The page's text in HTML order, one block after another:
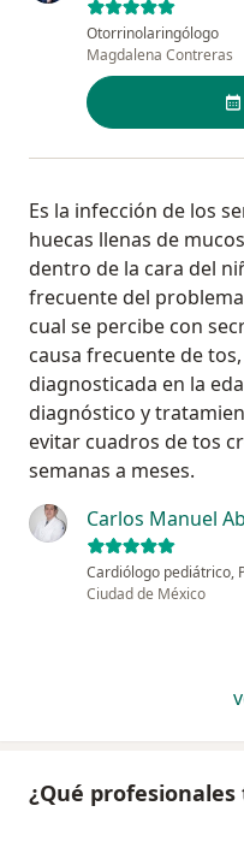
Otorrinolaringólogo
Magdalena Contreras
Es la infección de los
huecas llenas de
dentro de la cara del
frecuente del
cual se percibe con
causa frecuente de
diagnosticada en la
diagnóstico y
evitar cuadros de tos
semanas a meses.
Carlos Manuel
Cardiólogo pediátrico,
Ciudad de México
¿Qué